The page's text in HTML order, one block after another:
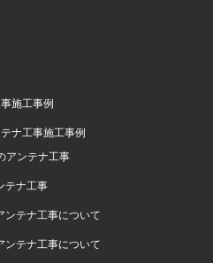
施工事例
ナ工事施工事例
アンテナ工事
テナ工事
ンテナ工事について
ンテナ工事について